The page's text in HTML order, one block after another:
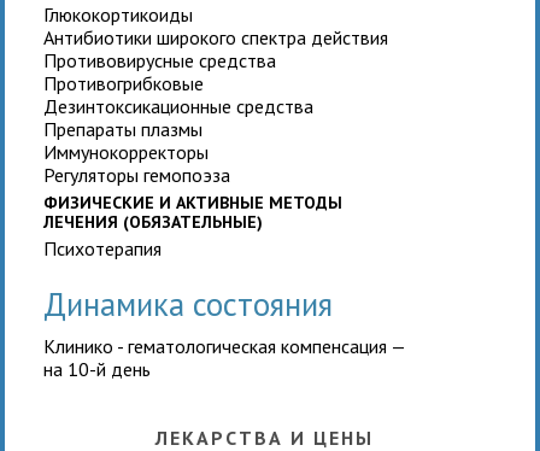
Глюкокортикоиды
Антибиотики широкого спектра действия
Противовирусные средства
Противогрибковые
Дезинтоксикационные средства
Препараты плазмы
Иммунокорректоры
Регуляторы гемопоэза
ФИЗИЧЕСКИЕ И АКТИВНЫЕ МЕТОДЫ
ЛЕЧЕНИЯ (ОБЯЗАТЕЛЬНЫЕ)
Психотерапия
Динамика состояния
Клинико - гематологическая компенсация —
на 10-й день
ЛЕКАРСТВА И ЦЕНЫ